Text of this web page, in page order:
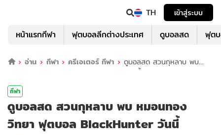
TH เข้าสู่ระบบ
หน้าแรกกีฬา ฟุตบอลลีกต่างประเทศ ดูบอลสด ฟุต
อ่าน กีฬา ครีเอเตอร์ กีฬา
ดูบอลสด สวนกุหลาบ พบ
หมอนทองวิทยา ฟุตบอล BlackHunter วันนี้
กีฬา
ดูบอลสด สวนกุหลาบ พบ หมอนทอง
วิทยา ฟุตบอล BlackHunter วันนี้